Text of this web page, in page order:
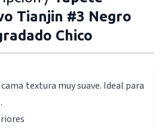
Tianjin #3 Negro
Chico
textura muy suave. Ideal para